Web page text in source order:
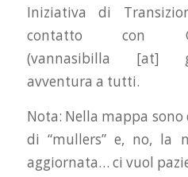
Iniziativa di
contatto con
(vannasibilla [at]
avventura a tutti.
Nota: Nella mappa
di “mullers” e, no, la
aggiornata… ci vuol